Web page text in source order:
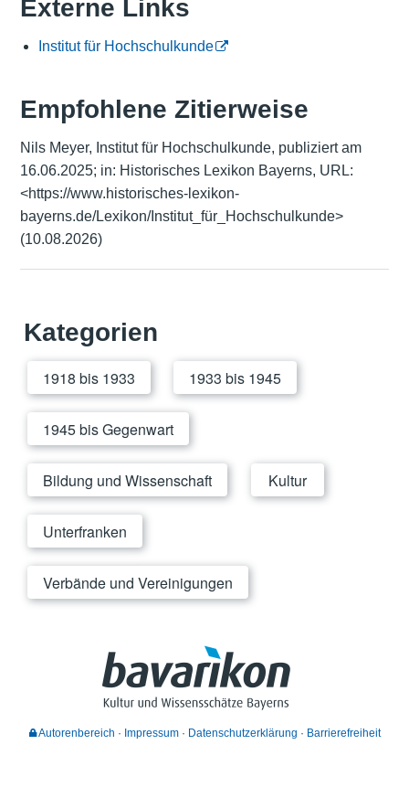
Externe Links
Institut für Hochschulkunde
Empfohlene Zitierweise
Nils Meyer, Institut für Hochschulkunde, publiziert am
16.06.2025; in: Historisches Lexikon Bayerns, URL:
<https://www.historisches-lexikon-
bayerns.de/Lexikon/Institut_für_Hochschulkunde>
(10.08.2026)
Kategorien
1918 bis 1933 1933 bis 1945
1945 bis Gegenwart
Bildung und Wissenschaft Kultur
Unterfranken
Verbände und Vereinigungen
Autorenbereich Impressum Datenschutzerklärung Barrierefreiheit